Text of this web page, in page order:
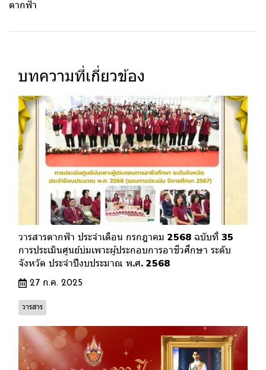
ตากฟ้า
บทความที่เกี่ยวข้อง
วารสารตากฟ้า ประจำเดือน กรกฎาคม 2568 ฉบับที่ 35
การประเมินศูนย์บ่มเพาะผู้ประกอบการอาชีวศึกษา ระดับ
จังหวัด ประจำปีงบประมาณ พ.ศ. 2568
27 ก.ค. 2025
วารสาร